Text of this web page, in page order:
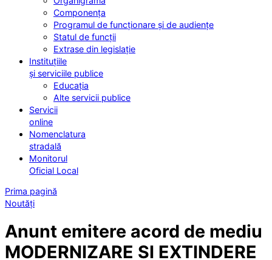
Componența
Programul de funcționare și de audiențe
Statul de funcții
Extrase din legislație
Instituțiile
și serviciile publice
Educația
Alte servicii publice
Servicii
online
Nomenclatura
stradală
Monitorul
Oficial Local
Prima pagină
Noutăți
Anunt emitere acord de mediu
MODERNIZARE SI EXTINDERE